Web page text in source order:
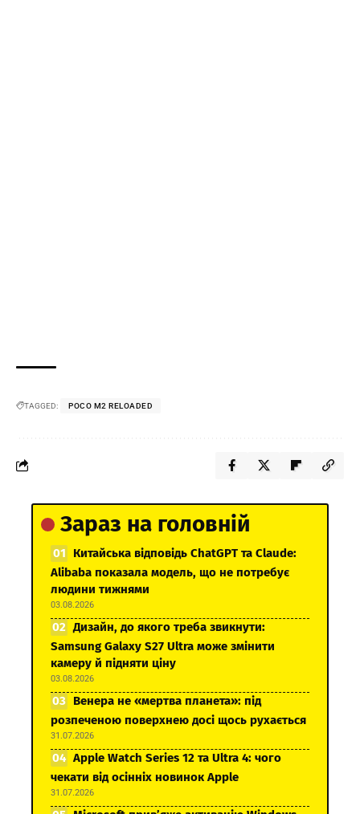
TAGGED: POCO M2 RELOADED
Зараз на головній
Китайська відповідь ChatGPT та Claude:
Alibaba показала модель, що не потребує
людини тижнями
03.08.2026
Дизайн, до якого треба звикнути:
Samsung Galaxy S27 Ultra може змінити
камеру й підняти ціну
03.08.2026
Венера не «мертва планета»: під
розпеченою поверхнею досі щось рухається
31.07.2026
Apple Watch Series 12 та Ultra 4: чого
чекати від осінніх новинок Apple
31.07.2026